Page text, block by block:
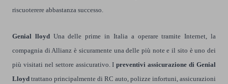
riscuoterere abbastanza successo.
Genial lloydUna delle prime in Italia a operare tramite Internet, la
compagnia di Allianz è sicuramente una delle più note e il sito è uno dei
più visitati nel settore assicurativo. Ipreventivi assicurazione di Genial
Lloyd trattano principalmente di RC auto, polizze infortuni, assicurazioni